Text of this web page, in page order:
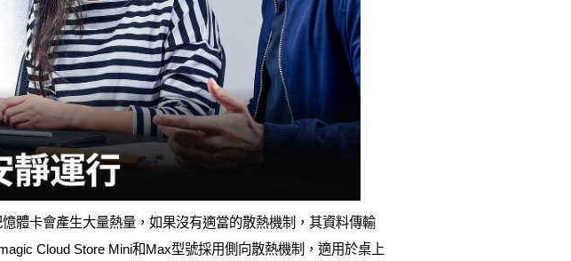
體卡會產生大量熱量，如果沒有適當的散熱機制，其資料傳輸
Cloud Store Mini和Max型號採用側向散熱機制，適用於桌上